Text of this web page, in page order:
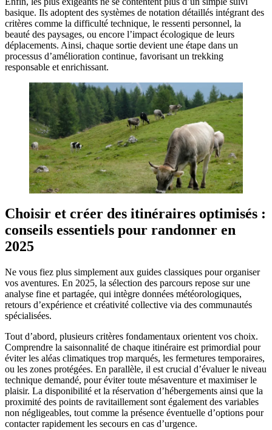
basique. Ils adoptent des systèmes de notation détaillés intégrant des
critères comme la difficulté technique, le ressenti personnel, la
beauté des paysages, ou encore l’impact écologique de leurs
déplacements. Ainsi, chaque sortie devient une étape dans un
processus d’amélioration continue, favorisant un trekking
responsable et enrichissant.
Choisir et créer des itinéraires optimisés :
conseils essentiels pour randonner en
2025
Ne vous fiez plus simplement aux guides classiques pour organiser
vos aventures. En 2025, la sélection des parcours repose sur une
analyse fine et partagée, qui intègre données météorologiques,
retours d’expérience et créativité collective via des communautés
spécialisées.
Tout d’abord, plusieurs critères fondamentaux orientent vos choix.
Comprendre la saisonnalité de chaque itinéraire est primordial pour
éviter les aléas climatiques trop marqués, les fermetures temporaires,
ou les zones protégées. En parallèle, il est crucial d’évaluer le niveau
technique demandé, pour éviter toute mésaventure et maximiser le
plaisir. La disponibilité et la réservation d’hébergements ainsi que la
proximité des points de ravitaillement sont également des variables
non négligeables, tout comme la présence éventuelle d’options pour
contacter rapidement les secours en cas d’urgence.